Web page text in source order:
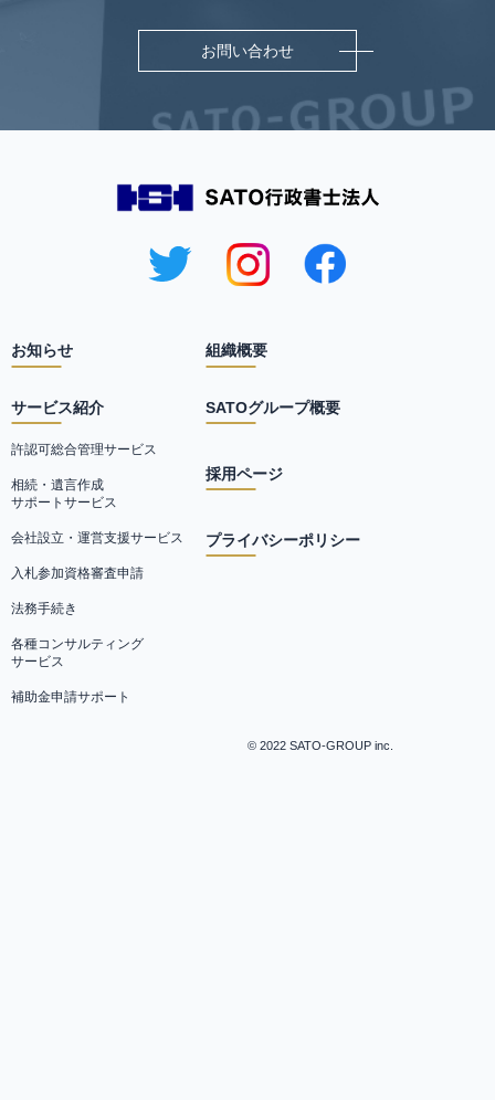
お問い合わせ
© 2022 SATO-GROUP inc.
お知らせ
サービス紹介
許認可総合管理サービス
相続・遺言作成
サポートサービス
会社設立・運営支援サービス
入札参加資格審査申請
法務手続き
各種コンサルティング
サービス
補助金申請サポート
組織概要
SATOグループ概要
採用ページ
プライバシーポリシー